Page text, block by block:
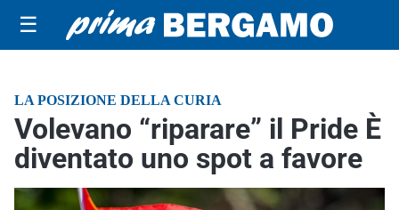
☰
LA POSIZIONE DELLA CURIA
Volevano “riparare” il Pride È
diventato uno spot a favore